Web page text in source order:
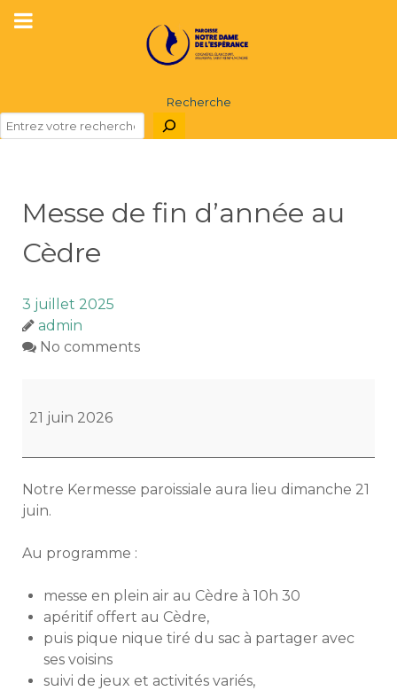
Recherche
Messe de fin d’année au
Cèdre
3 juillet 2025
admin
No comments
de
Cèdre
21 juin 2026
Notre Kermesse paroissiale aura lieu dimanche 21
juin.
Au programme :
messe en plein air au Cèdre à 10h 30
apéritif offert au Cèdre,
puis pique nique tiré du sac à partager avec
ses voisins
suivi de jeux et activités variés,